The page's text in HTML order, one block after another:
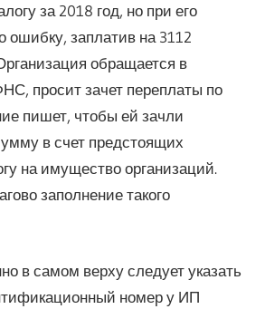
за 2018 год, но при его
ошибку, заплатив на 3112
обращается в
просит зачет переплаты по
пишет, чтобы ей зачли
в счет предстоящих
на имущество организаций.
заполнение такого
в самом верху следует указать
номер у ИП